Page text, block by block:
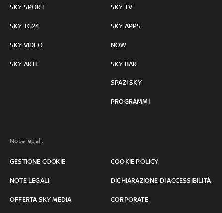
SKY SPORT
SKY TG24
SKY VIDEO
SKY ARTE
SKY TV
SKY APPS
NOW
SKY BAR
SPAZI SKY
PROGRAMMI
Note legali:
GESTIONE COOKIE COOKIE POLICY
NOTE LEGALI DICHIARAZIONE DI ACCESSIBILITÀ
OFFERTA SKY MEDIA CORPORATE